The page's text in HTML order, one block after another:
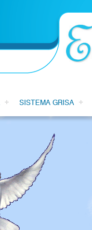
SISTEMA GRISA